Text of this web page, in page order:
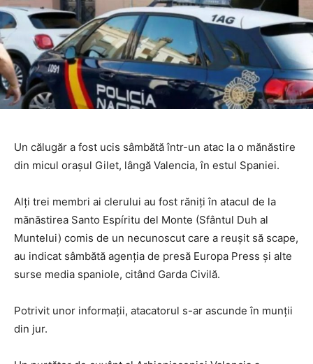
Un călugăr a fost ucis sâmbătă într-un atac la o mănăstire
din micul oraşul Gilet, lângă Valencia, în estul Spaniei.
Alţi trei membri ai clerului au fost răniţi în atacul de la
mănăstirea Santo Espíritu del Monte (Sfântul Duh al
Muntelui) comis de un necunoscut care a reuşit să scape,
au indicat sâmbătă agenţia de presă Europa Press şi alte
surse media spaniole, citând Garda Civilă.
Potrivit unor informaţii, atacatorul s-ar ascunde în munţii
din jur.